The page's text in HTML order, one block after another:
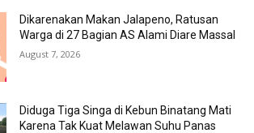
Dikarenakan Makan Jalapeno, Ratusan
Warga di 27 Bagian AS Alami Diare Massal
August 7, 2026
Diduga Tiga Singa di Kebun Binatang Mati
Karena Tak Kuat Melawan Suhu Panas